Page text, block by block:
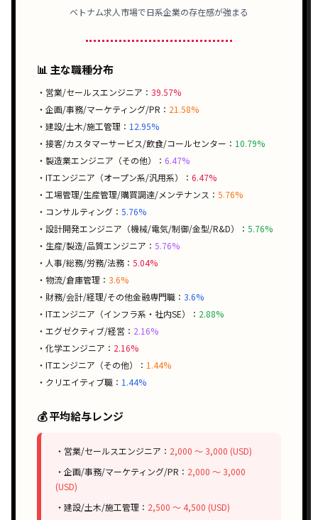
ベトナム求人市場で日系企業の存在感が強まる
📊 主な職種分布
・営業/セールスエンジニア： 39.57%
・企画/事務/マーケティング/PR： 21.58%
・建設/土木/施工管理： 12.95%
・接客/カスタマーサービス/飲食/コールセンター： 10.79%
・製造業エンジニア（その他）： 6.47%
・ITエンジニア（オープン系/汎用系）： 6.47%
・工場管理/生産管理/購買調達/メンテナンス： 5.76%
・コンサルティング： 5.76%
・設計開発エンジニア（機械/電気/制御/金型/R&D）： 5.76%
・生産/製造/品質エンジニア： 5.76%
・人事/総務/労務/法務： 5.04%
・物流/倉庫管理： 3.6%
・財務/会計/経理/その他金融専門職： 3.6%
・ITエンジニア（インフラ系・社内SE）： 2.88%
・エグゼクティブ/経営： 2.16%
・化学エンジニア： 2.16%
・ITエンジニア（その他）： 1.44%
・クリエイティブ職： 1.44%
💰 平均給与レンジ
・営業/セールスエンジニア： 2,000 〜 3,000 (USD)
・企画/事務/マーケティング/PR： 2,000 〜 3,000
(USD)
・建設/土木/施工管理： 2,500 〜 4,500 (USD)